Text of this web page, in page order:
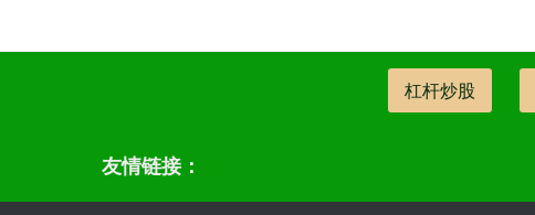
杠杆炒股
友情链接：